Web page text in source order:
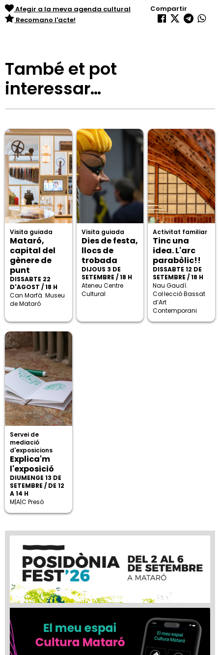
Afegir a la meva agenda cultural
Recomano l'acte!
Compartir
També et pot
interessar…
Visita guiada
Mataró,
capital del
gènere de
punt
DISSABTE 22
D'AGOST / 18 H
Can Marfà. Museu
de Mataró
Visita guiada
Dies de festa,
llocs de
trobada
DIJOUS 3 DE
SETEMBRE / 18 H
Ateneu Centre
Cultural
Activitat familiar
Tinc una
idea. L'arc
parabòlic!!
DISSABTE 12 DE
SETEMBRE / 18 H
Nau Gaudí.
Col·lecció Bassat
d’Art
Contemporani
Servei de
mediació
d'exposicions
Explica'm
l'exposició
DIUMENGE 13 DE
SETEMBRE / DE 12
A 14 H
M|A|C Presó